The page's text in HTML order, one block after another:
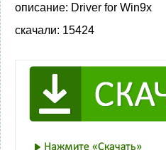
описание: Driver for Win9x
скачали: 15424